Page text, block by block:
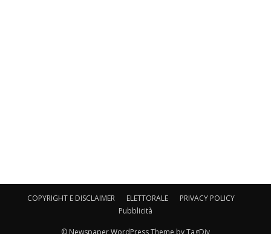
COPYRIGHT E DISCLAIMER ELETTORALE
PRIVACY POLICY
Pubblicità
© Newspaper WordPress Theme by TagDiv